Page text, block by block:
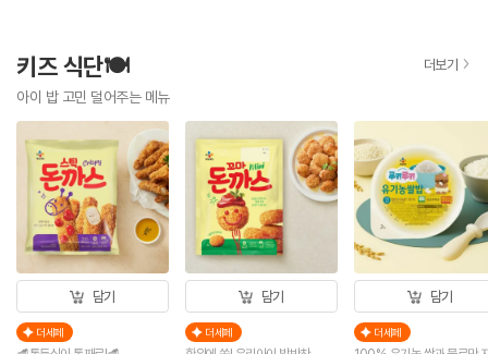
키즈 식단🍽️
아이 밥 고민 덜어주는 메뉴
더보기
담기
더세페
담기
더세페
담기
더세페